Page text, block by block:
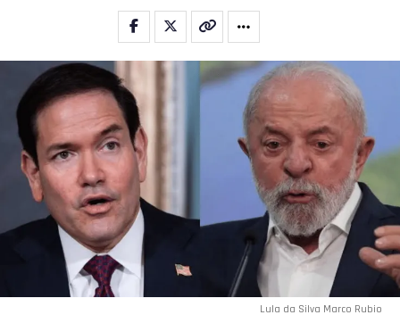
Lula da Silva Marco Rubio